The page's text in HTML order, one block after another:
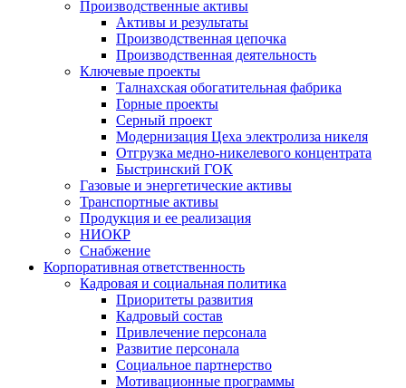
Производственные активы
Активы и результаты
Производственная цепочка
Производственная деятельность
Ключевые проекты
Талнахская обогатительная фабрика
Горные проекты
Серный проект
Модернизация Цеха электролиза никеля
Отгрузка медно-никелевого концентрата
Быстринский ГОК
Газовые и энергетические активы
Транспортные активы
Продукция и ее реализация
НИОКР
Снабжение
Корпоративная ответственность
Кадровая и социальная политика
Приоритеты развития
Кадровый состав
Привлечение персонала
Развитие персонала
Социальное партнерство
Мотивационные программы